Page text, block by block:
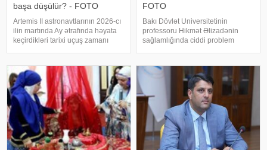
başa düşülür? - FOTO
Artemis II astronavtlarının 2026-cı
ilin martında Ay ətrafında həyata
keçirdikləri tarixi uçuş zamanı
Ayın qaranlıq tərəfi doğrudanmı
hər zaman qaranlıqdır?
FOTO
Bakı Dövlət Universitetinin
professoru Hikmət Əlizadənin
sağlamlığında ciddi problem
yerində ürəyində narahatlıq hiss
etdikdən sonra təcili tibbi yardıma